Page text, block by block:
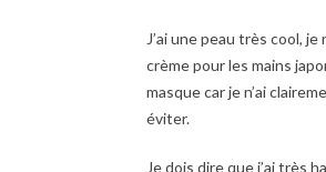
J’ai une peau très cool,
crème pour les mains
masque car je n’ai
éviter.
Je dois dire que j’ai très